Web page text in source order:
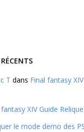
T dans Final fantasy
XIV Guide
le mode demo des